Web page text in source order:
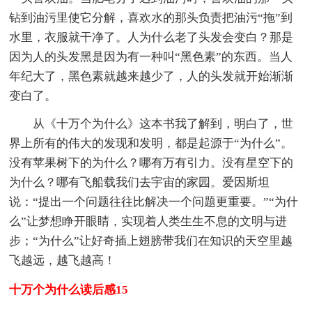
钻到油污里使它分解，喜欢水的那头负责把油污“拖”到
水里，衣服就干净了。人为什么老了头发会变白？那是
因为人的头发黑是因为有一种叫“黑色素”的东西。当人
年纪大了，黑色素就越来越少了，人的头发就开始渐渐
变白了。
从《十万个为什么》这本书我了解到，明白了，世
界上所有的伟大的发现和发明，都是起源于“为什么”。
没有苹果树下的为什么？哪有万有引力。没有星空下的
为什么？哪有飞船载我们去宇宙的家园。爱因斯坦
说：“提出一个问题往往比解决一个问题更重要。”“为什
么”让梦想睁开眼睛，实现着人类生生不息的文明与进
步；“为什么”让好奇插上翅膀带我们在知识的天空里越
飞越远，越飞越高！
十万个为什么读后感15